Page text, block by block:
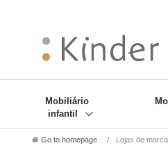
Mobiliário
infantil
Go to homepage Lojas de